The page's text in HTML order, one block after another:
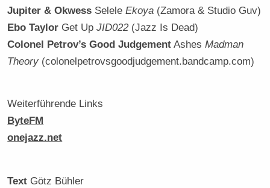
Jupiter & Okwess SeleleEkoya (Zamora & Studio Guv)
Ebo Taylor Get UpJID022(Jazz Is Dead)
Colonel Petrov’s Good Judgement AshesMadman
Theory (colonelpetrovsgoodjudgement.bandcamp.com)
Weiterführende Links
ByteFM
onejazz.net
Text Götz Bühler